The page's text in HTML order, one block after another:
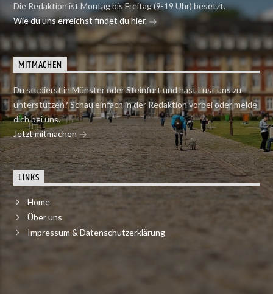
Die Redaktion ist Montag bis Freitag (9-19 Uhr) besetzt.
Wie du uns erreichst findet du hier.
MITMACHEN
Du studierst in Münster oder Steinfurt und hast Lust uns zu
unterstützen? Schau einfach in der Redaktion vorbei oder melde
dich bei uns.
Jetzt mitmachen
LINKS
Home
Über uns
Impressum & Datenschutzerklärung